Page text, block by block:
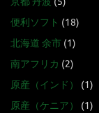
便利ソフト (18)
北海道 余市 (1)
南アフリカ (2)
原産（インド）
(1)
原産（ケニア）
(1)